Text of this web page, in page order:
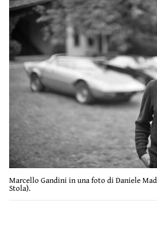
Marcello Gandini in una foto di Daniele
Stola).